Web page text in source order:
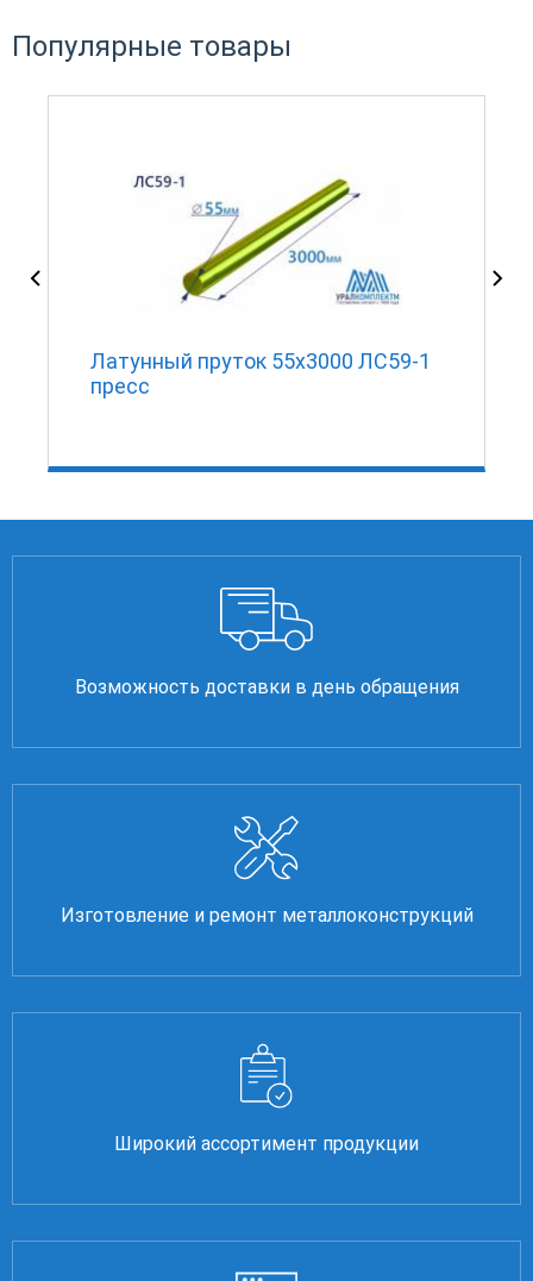
Популярные товары
Латунный пруток 55х3000 ЛС59-1
пресс
Возможность доставки в день обращения
Изготовление и ремонт металлоконструкций
Широкий ассортимент продукции